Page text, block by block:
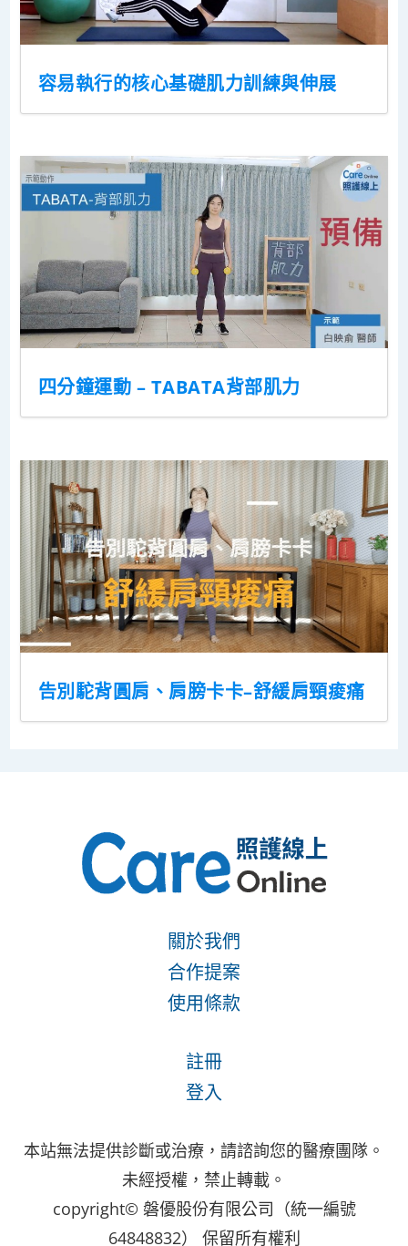
容易執行的核心基礎肌力訓練與伸展
四分鐘運動 – TABATA背部肌力
告別駝背圓肩、肩膀卡卡–舒緩肩頸痠痛
關於我們
合作提案
使用條款
註冊
登入
本站無法提供診斷或治療，請諮詢您的醫療團隊。
未經授權，禁止轉載。
copyright© 磐優股份有限公司（統一編號
64848832） 保留所有權利